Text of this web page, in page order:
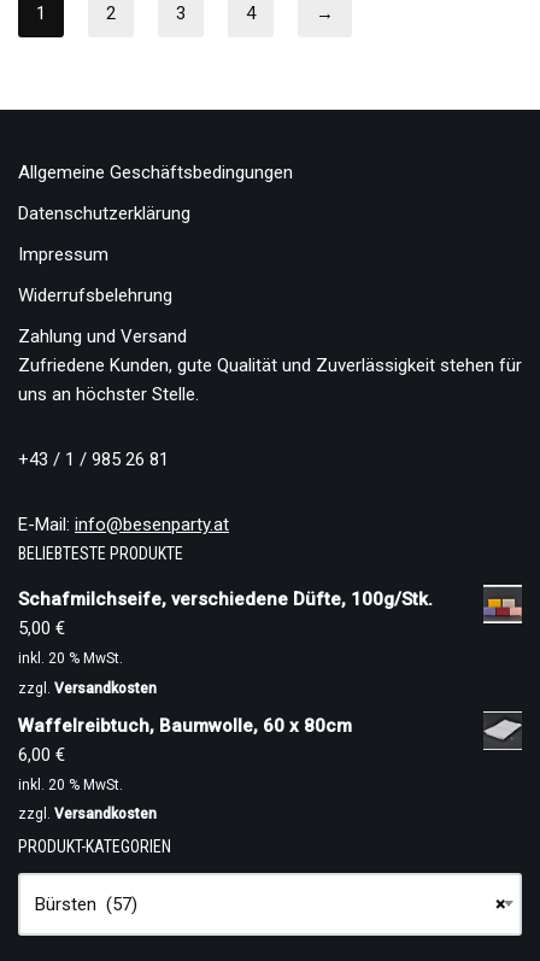
1 2 3 4 →
Allgemeine Geschäftsbedingungen
Datenschutzerklärung
Impressum
Widerrufsbelehrung
Zahlung und Versand
Zufriedene Kunden, gute Qualität und Zuverlässigkeit stehen für
uns an höchster Stelle.
+43 / 1 / 985 26 81
E-Mail: info@besenparty.at
BELIEBTESTE PRODUKTE
Schafmilchseife, verschiedene Düfte, 100g/Stk.
5,00 €
inkl. 20 % MwSt.
zzgl. Versandkosten
Waffelreibtuch, Baumwolle, 60 x 80cm
6,00 €
inkl. 20 % MwSt.
zzgl. Versandkosten
PRODUKT-KATEGORIEN
×
Bürsten (57)